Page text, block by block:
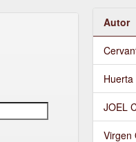
Autor
JOEL
Virgen